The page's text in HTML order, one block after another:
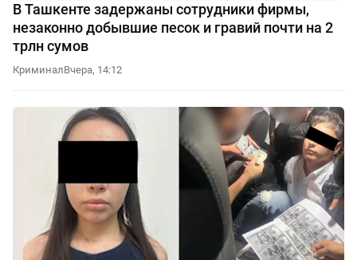
В Ташкенте задержаны сотрудники фирмы,
незаконно добывшие песок и гравий почти на 2
трлн сумов
КриминалВчера, 14:12